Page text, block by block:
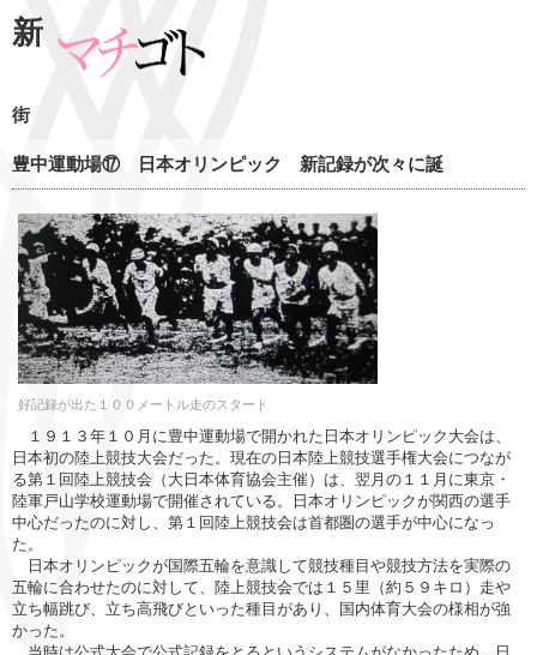
新
街
豊中運動場⑰ 日本オリンピック 新記録が次々に誕
好記録が出た１００メートル走のスタート
１９１３年１０月に豊中運動場で開かれた日本オリンピック大会は、
日本初の陸上競技大会だった。現在の日本陸上競技選手権大会につなが
る第１回陸上競技会（大日本体育協会主催）は、翌月の１１月に東京・
陸軍戸山学校運動場で開催されている。日本オリンピックが関西の選手
中心だったのに対し、第１回陸上競技会は首都圏の選手が中心になっ
た。
日本オリンピックが国際五輪を意識して競技種目や競技方法を実際の
五輪に合わせたのに対して、陸上競技会では１５里（約５９キロ）走や
立ち幅跳び、立ち高飛びといった種目があり、国内体育大会の様相が強
かった。